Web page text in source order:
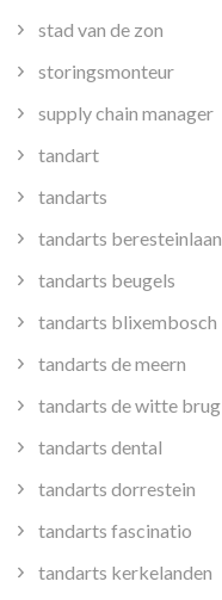
stad van de zon
storingsmonteur
supply chain manager
tandart
tandarts
tandarts beresteinlaan
tandarts beugels
tandarts blixembosch
tandarts de meern
tandarts de witte brug
tandarts dental
tandarts dorrestein
tandarts fascinatio
tandarts kerkelanden